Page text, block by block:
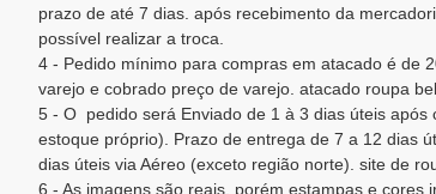
prazo de até 7 dias. após recebimento da
possível realizar a troca.
4 - Pedido mínimo para compras em atacado é de
varejo e cobrado preço de varejo. atacado roupa
5 - O pedido será Enviado de 1 à 3 dias úteis
estoque próprio). Prazo de entrega de 7 a 12 dias
dias úteis via Aéreo (exceto região norte). site de
6 - As imagens são reais, porém estampas e cores